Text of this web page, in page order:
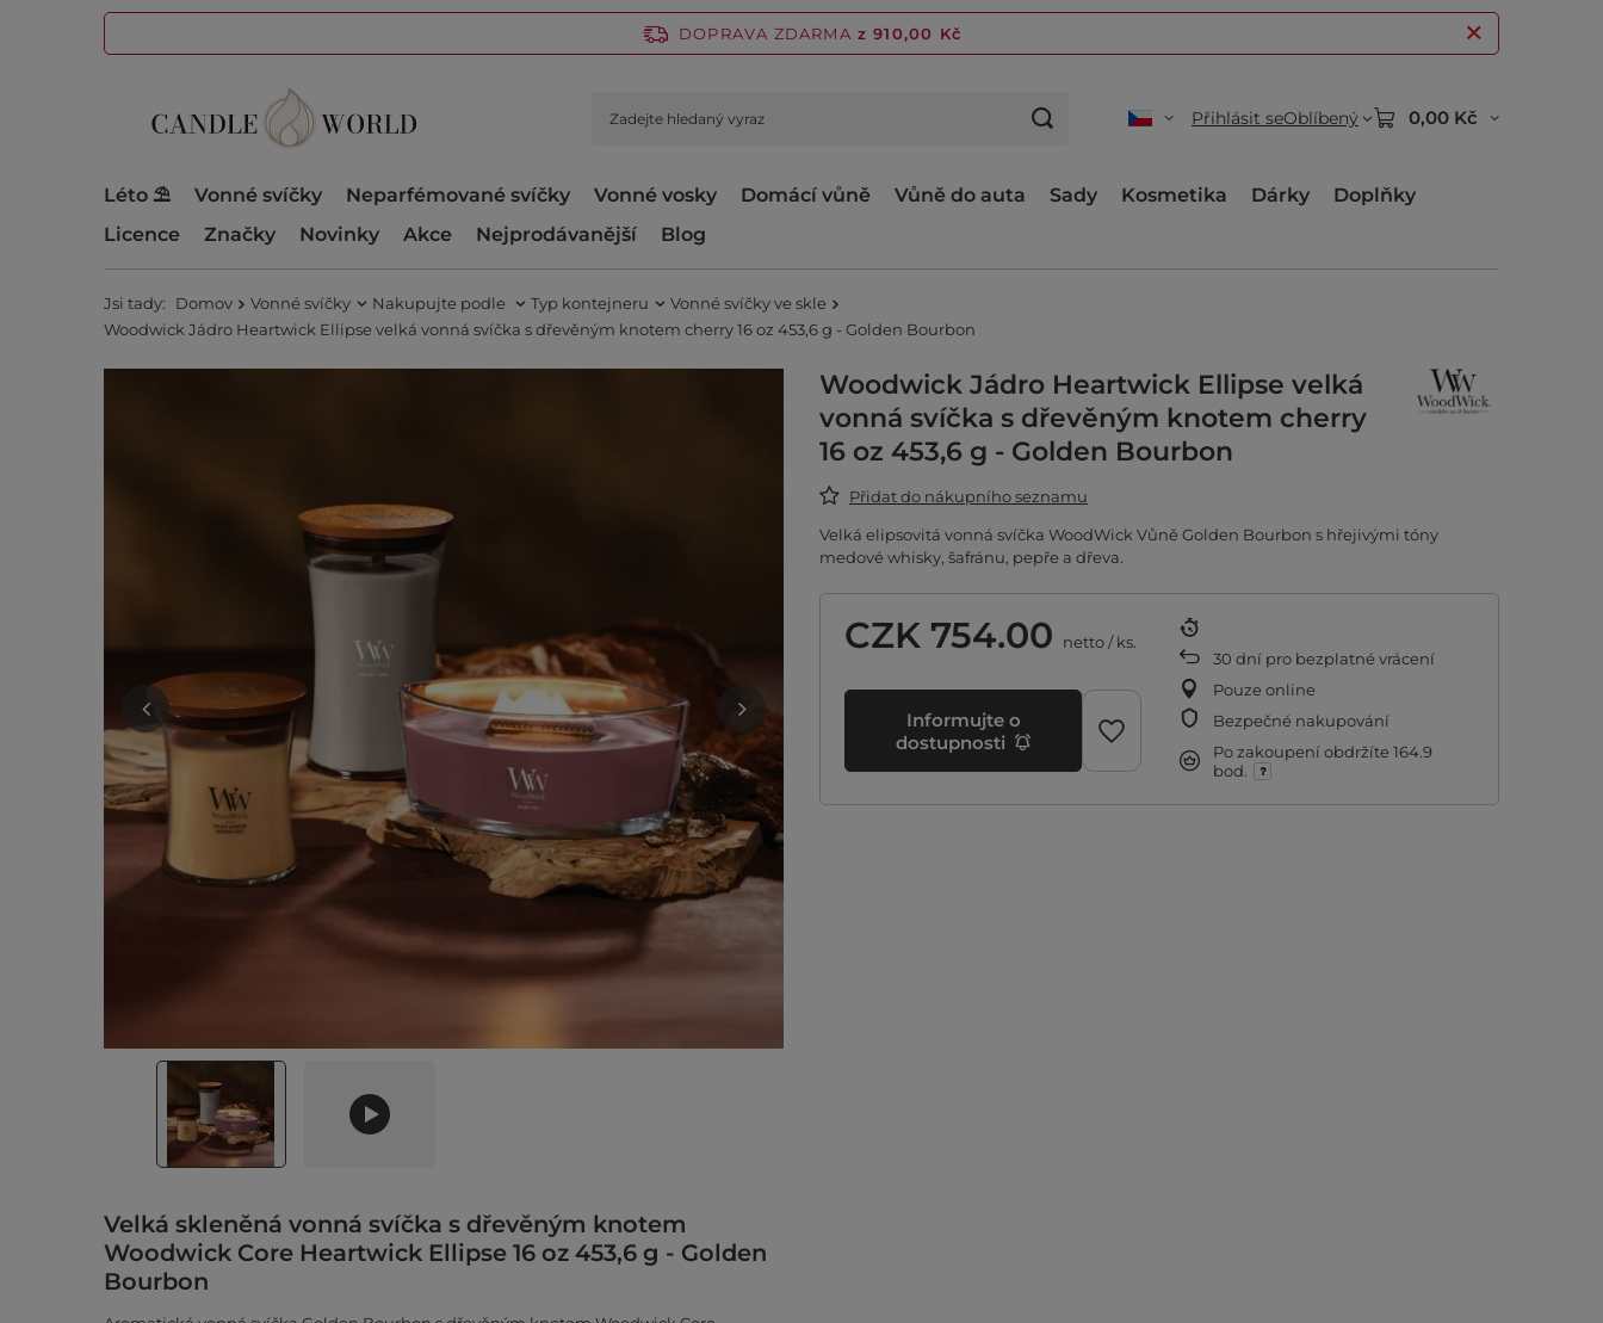
DOPRAVA ZDARMA z 910,00 Kč
Přihlásit seOblíbený 0,00 Kč
Léto ⛱️ Vonné svíčky Neparfémované svíčky Vonné vosky Domácí vůně Vůně do auta Sady Kosmetika Dárky
Doplňky
Licence
Značky Novinky Akce Nejprodávanější Blog
Jsi tady: Domov Vonné svíčky Nakupujte podle Typ kontejneru
Vonné svíčky ve skle
Woodwick Jádro Heartwick Ellipse velká vonná svíčka s dřevěným knotem cherry 16 oz 453,6 g - Golden Bourbon
Woodwick Jádro Heartwick Ellipse velká
vonná svíčka s dřevěným knotem cherry
16 oz 453,6 g - Golden Bourbon
Přidat do nákupního seznamu
Velká elipsovitá vonná svíčka WoodWick Vůně Golden Bourbon s hřejivými tóny
medové whisky, šafránu, pepře a dřeva.
CZK 754.00 netto/ks.
Informujte o
dostupnosti
30 dní pro bezplatné vrácení
Pouze online
Bezpečné nakupování
Po zakoupení obdržíte 164.9
bod.
Velká skleněná vonná svíčka s dřevěným knotem
Woodwick Core Heartwick Ellipse 16 oz 453,6 g - Golden
Bourbon